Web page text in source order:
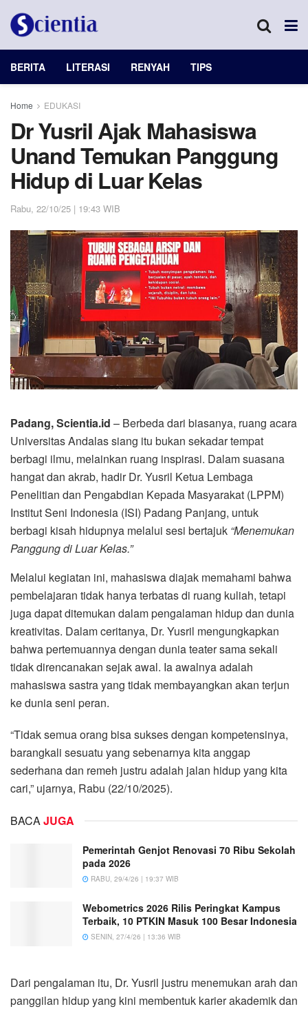
BERITA LITERASI RENYAH TIPS
Home EDUKASI
Dr Yusril Ajak Mahasiswa
Unand Temukan Panggung
Hidup di Luar Kelas
Rabu, 22/10/25 | 19:43 WIB
Padang, Scientia.id – Berbeda dari biasanya, ruang acara
Universitas Andalas siang itu bukan sekadar tempat
berbagi ilmu, melainkan ruang inspirasi. Dalam suasana
hangat dan akrab, hadir Dr. Yusril Ketua Lembaga
Penelitian dan Pengabdian Kepada Masyarakat (LPPM)
Institut Seni Indonesia (ISI) Padang Panjang, untuk
berbagi kisah hidupnya melalui sesi bertajuk “Menemukan
Panggung di Luar Kelas.”
Melalui kegiatan ini, mahasiswa diajak memahami bahwa
pembelajaran tidak hanya terbatas di ruang kuliah, tetapi
juga dapat ditemukan dalam pengalaman hidup dan dunia
kreativitas. Dalam ceritanya, Dr. Yusril mengungkapkan
bahwa pertemuannya dengan dunia teater sama sekali
tidak direncanakan sejak awal. Ia awalnya adalah
mahasiswa sastra yang tidak membayangkan akan terjun
ke dunia seni peran.
“Tidak semua orang bisa sukses dengan kompetensinya,
barangkali sesuatu yang sebenarnya kita anggap
sederhana dan remeh justru adalah jalan hidup yang kita
cari,” ujarnya, Rabu (22/10/2025).
BACAJUGA
Pemerintah Genjot Renovasi 70 Ribu Sekolah
pada 2026
RABU, 29/4/26 | 19:37 WIB
Webometrics 2026 Rilis Peringkat Kampus
Terbaik, 10 PTKIN Masuk 100 Besar Indonesia
SENIN, 27/4/26 | 13:36 WIB
Dari pengalaman itu, Dr. Yusril justru menemukan arah dan
panggilan hidup yang kini membentuk karier akademik dan